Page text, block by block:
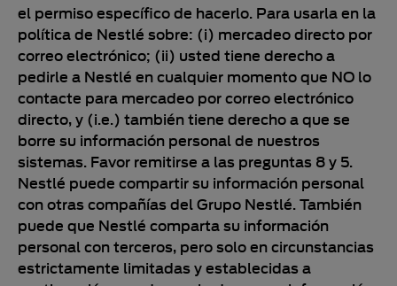
el permiso específico de hacerlo. Para usarla en la
política de Nestlé sobre: (i) mercadeo directo por
correo electrónico; (ii) usted tiene derecho a
pedirle a Nestlé en cualquier momento que NO lo
contacte para mercadeo por correo electrónico
directo, y (i.e.) también tiene derecho a que se
borre su información personal de nuestros
sistemas. Favor remitirse a las preguntas 8 y 5.
Nestlé puede compartir su información personal
con otras compañías del Grupo Nestlé. También
puede que Nestlé comparta su información
personal con terceros, pero solo en circunstancias
estrictamente limitadas y establecidas a